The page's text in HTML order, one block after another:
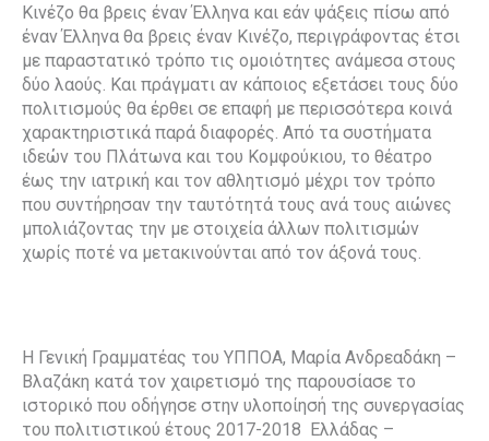
Κινέζο θα βρεις έναν Έλληνα και εάν ψάξεις πίσω από
έναν Έλληνα θα βρεις έναν Κινέζο, περιγράφοντας έτσι
με παραστατικό τρόπο τις ομοιότητες ανάμεσα στους
δύο λαούς. Και πράγματι αν κάποιος εξετάσει τους δύο
πολιτισμούς θα έρθει σε επαφή με περισσότερα κοινά
χαρακτηριστικά παρά διαφορές. Από τα συστήματα
ιδεών του Πλάτωνα και του Κομφούκιου, το θέατρο
έως την ιατρική και τον αθλητισμό μέχρι τον τρόπο
που συντήρησαν την ταυτότητά τους ανά τους αιώνες
μπολιάζοντας την με στοιχεία άλλων πολιτισμών
χωρίς ποτέ να μετακινούνται από τον άξονά τους.
Η Γενική Γραμματέας του ΥΠΠΟΑ, Μαρία Ανδρεαδάκη –
Βλαζάκη κατά τον χαιρετισμό της παρουσίασε το
ιστορικό που οδήγησε στην υλοποίησή της συνεργασίας
του πολιτιστικού έτους 2017-2018 Ελλάδας –